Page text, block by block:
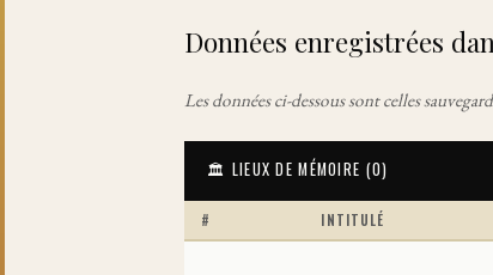
Données enregistrées
Les données ci-dessous sont celles
🏛️ LIEUX DE MÉMOIRE (0)
# INTITULÉ